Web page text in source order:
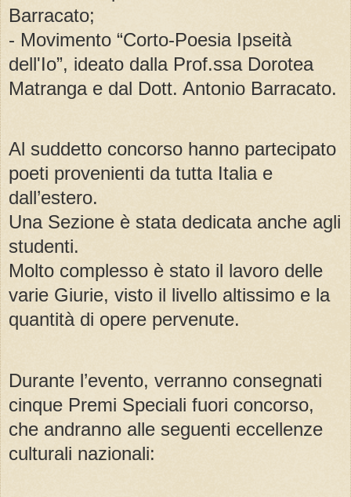
Barracato;
- Movimento “Corto-Poesia Ipseità
dell'Io”, ideato dalla Prof.ssa Dorotea
Matranga e dal Dott. Antonio Barracato.
Al suddetto concorso hanno partecipato
poeti provenienti da tutta Italia e
dall’estero.
Una Sezione è stata dedicata anche agli
studenti.
Molto complesso è stato il lavoro delle
varie Giurie, visto il livello altissimo e la
quantità di opere pervenute.
Durante l’evento, verranno consegnati
cinque Premi Speciali fuori concorso,
che andranno alle seguenti eccellenze
culturali nazionali: